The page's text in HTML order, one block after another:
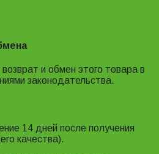
и обмен этого товара в
законодательства.
14 дней после получения
качества).